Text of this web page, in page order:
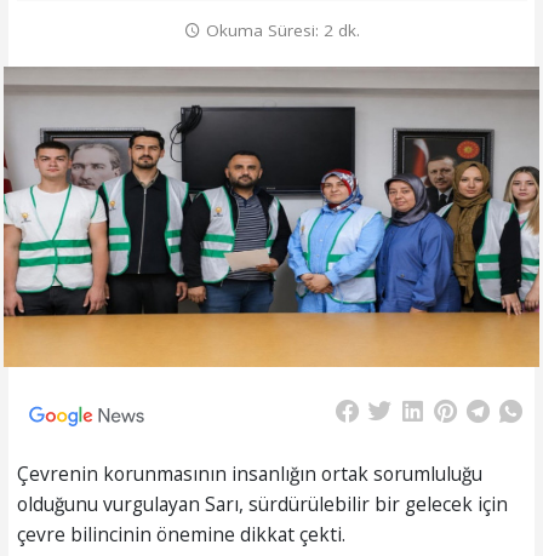
Okuma Süresi: 2 dk.
Çevrenin korunmasının insanlığın ortak sorumluluğu
olduğunu vurgulayan Sarı, sürdürülebilir bir gelecek için
çevre bilincinin önemine dikkat çekti.